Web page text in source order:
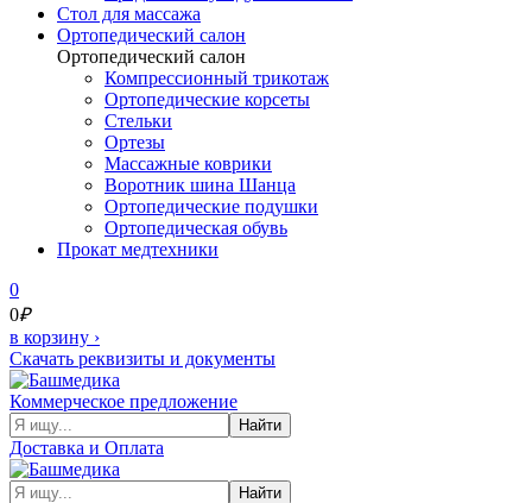
Cтол для массажа
Ортопедический салон
Ортопедический салон
Компрессионный трикотаж
Ортопедические корсеты
Стельки
Ортезы
Массажные коврики
Воротник шина Шанца
Ортопедические подушки
Ортопедическая обувь
Прокат медтехники
0
0₽
в корзину ›
Скачать реквизиты и документы
Коммерческое предложение
Найти
Доставка и Оплата
Найти